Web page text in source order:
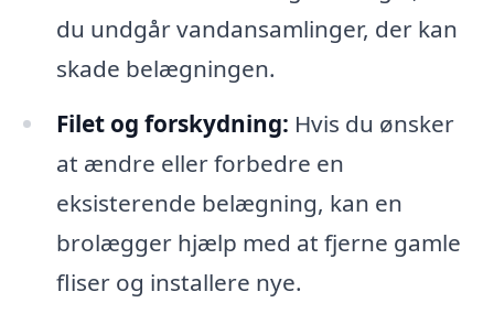
du undgår vandansamlinger, der kan
skade belægningen.
Filet og forskydning: Hvis du ønsker
at ændre eller forbedre en
eksisterende belægning, kan en
brolægger hjælp med at fjerne gamle
fliser og installere nye.